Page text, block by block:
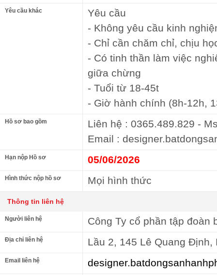
Yêu cầu khác
Yêu cầu
- Không yêu cầu kinh
- Chỉ cần chăm chỉ, chịu
- Có tinh thần làm việc
giữa chừng
- Tuổi từ 18-45t
- Giờ hành chính (8h-12h,
Hồ sơ bao gồm
Liên hệ : 0365.489.829 -
Email :
Hạn nộp Hồ sơ 05/06/2026
Hình thức nộp hồ sơ Mọi hình thức
Thông tin liên hệ
Người liên hệ Công Ty cổ phần tập đoàn
Địa chỉ liên hệ Lầu 2, 145 Lê Quang Định,
Email liên hệ